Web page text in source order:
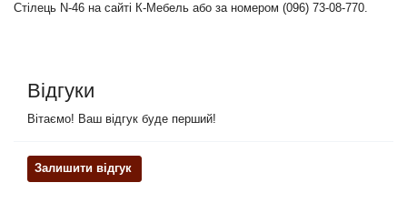
Стілець N-46 на сайті К-Мебель або за номером (096) 73-08-770.
Відгуки
Вітаємо! Ваш відгук буде перший!
Залишити відгук